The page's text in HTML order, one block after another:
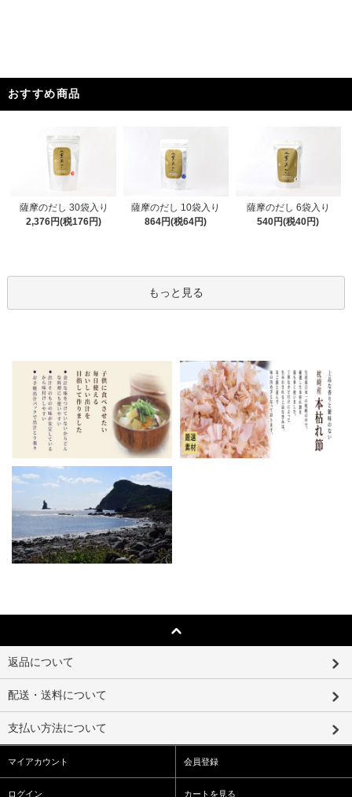
おすすめ商品
薩摩のだし 30袋入り
2,376円(税176円)
薩摩のだし 10袋入り
864円(税64円)
薩摩のだし 6袋入り
540円(税40円)
もっと見る
返品について
配送・送料について
支払い方法について
マイアカウント 会員登録
ログイン カートを見る